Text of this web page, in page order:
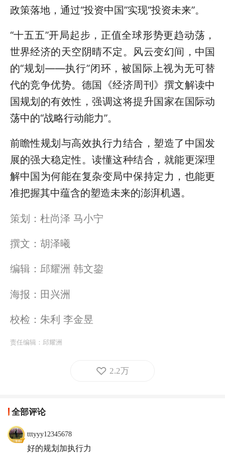
政策落地，通过“投资中国”实现“投资未来”。
“十五五”开局起步，正值全球形势更趋动荡，
世界经济的天空阴晴不定。风云变幻间，中国
的“规划——执行”闭环，被国际上视为无可替
代的竞争优势。德国《经济周刊》撰文解读中
国规划的有效性，强调这将提升国家在国际动
荡中的“战略行动能力”。
前瞻性规划与高效执行力结合，塑造了中国发
展的强大稳定性。读懂这种结合，就能更深理
解中国为何能在复杂变局中保持定力，也能更
准把握其中蕴含的塑造未来的澎湃机遇。
策划：杜尚泽 马小宁
撰文：胡泽曦
编辑：邱耀洲 韩文鋆
海报：田兴洲
校检：朱利 李金昱
责任编辑： 邱耀洲
2.2万
全部评论
tttyyy12345678
好的规划加执行力